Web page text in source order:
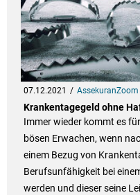
07.12.2021 AssekuranZoom
Krankentagegeld ohne
Immer wieder kommt es
bösen Erwachen, wenn
einem Bezug von
Berufsunfähigkeit bei
werden und dieser seine